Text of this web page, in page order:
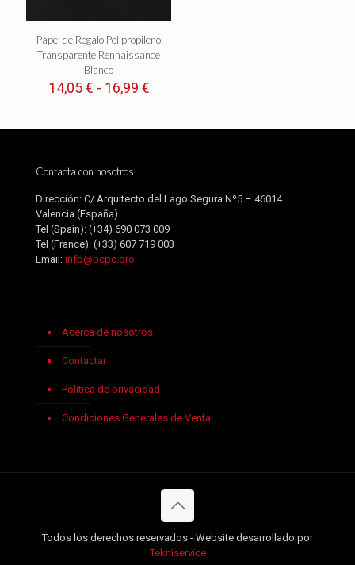
Papel de Regalo Polipropileno
Transparente Rennaissance
Blanco
14,05€ - 16,99 €Rango
desde
Contacta con nosotros
Dirección: C/ Arquitecto del Lago Segura Nº5 – 46014
Valencia (España)
Tel (Spain): (+34) 690 073 009
Tel (France): (+33) 607 719 003
Email: info@pcpc.pro
Acerca de nosotros
Contactar
Política de privacidad
Condiciones Generales de Venta
Todos los derechos reservados - Website desarrollado por
Tekniservice